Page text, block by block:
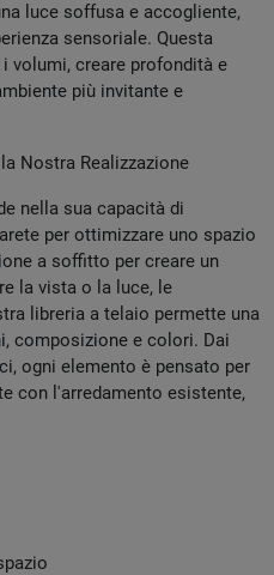
luce soffusa e accogliente,
sensoriale. Questa
volumi, creare profondità e
più invitante e
Nostra Realizzazione
nella sua capacità di
per ottimizzare uno spazio
a soffitto per creare un
la vista o la luce, le
libreria a telaio permette una
composizione e colori. Dai
ogni elemento è pensato per
con l'arredamento esistente,